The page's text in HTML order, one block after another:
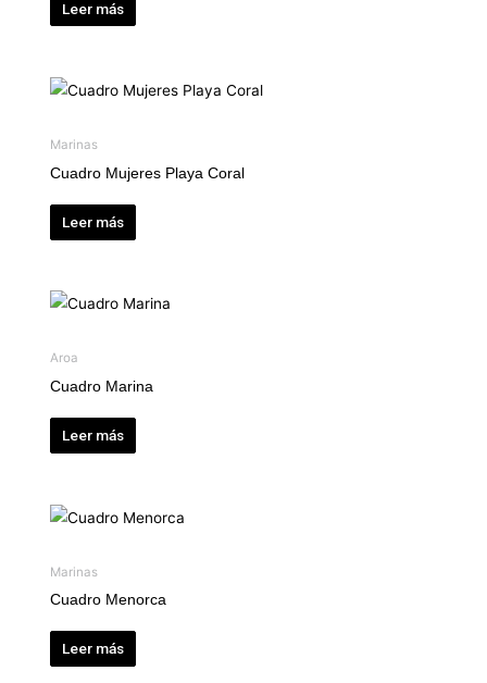
Leer más
Marinas
Cuadro Mujeres Playa Coral
Leer más
Aroa
Cuadro Marina
Leer más
Marinas
Cuadro Menorca
Leer más